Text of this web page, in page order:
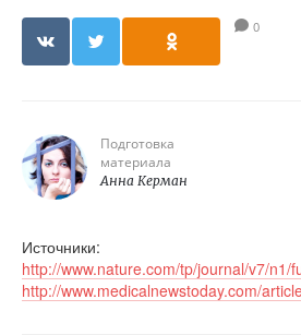
0
Подготовка
материала
Анна Керман
Источники:
http://www.nature.com/tp/journal/v7/n1/
http://www.medicalnewstoday.com/